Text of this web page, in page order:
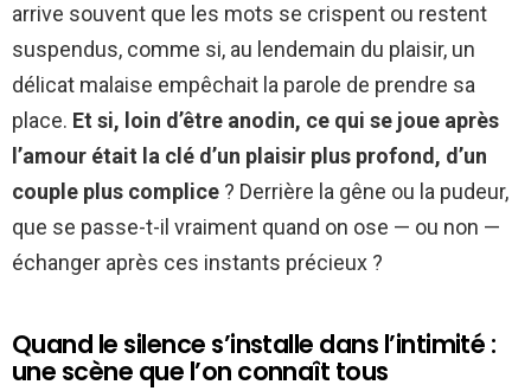
arrive souvent que les mots se crispent ou restent
suspendus, comme si, au lendemain du plaisir, un
délicat malaise empêchait la parole de prendre sa
place. Et si, loin d’être anodin, ce qui se joue après
l’amour était la clé d’un plaisir plus profond, d’un
couple plus complice ? Derrière la gêne ou la pudeur,
que se passe-t-il vraiment quand on ose — ou non —
échanger après ces instants précieux ?
Quand le silence s’installe dans l’intimité :
une scène que l’on connaît tous